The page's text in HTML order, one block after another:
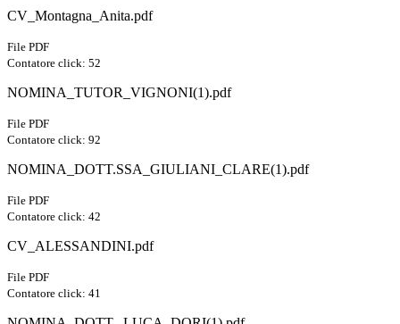
CV_Montagna_Anita.pdf
File PDF
Contatore click: 52
NOMINA_TUTOR_VIGNONI(1).pdf
File PDF
Contatore click: 92
NOMINA_DOTT.SSA_GIULIANI_CLARE(1).pdf
File PDF
Contatore click: 42
CV_ALESSANDINI.pdf
File PDF
Contatore click: 41